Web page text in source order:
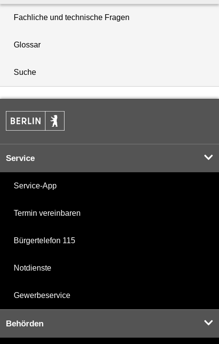
Fachliche und technische Fragen
Glossar
Suche
Service
Service-App
Termin vereinbaren
Bürgertelefon 115
Notdienste
Gewerbeservice
Behörden